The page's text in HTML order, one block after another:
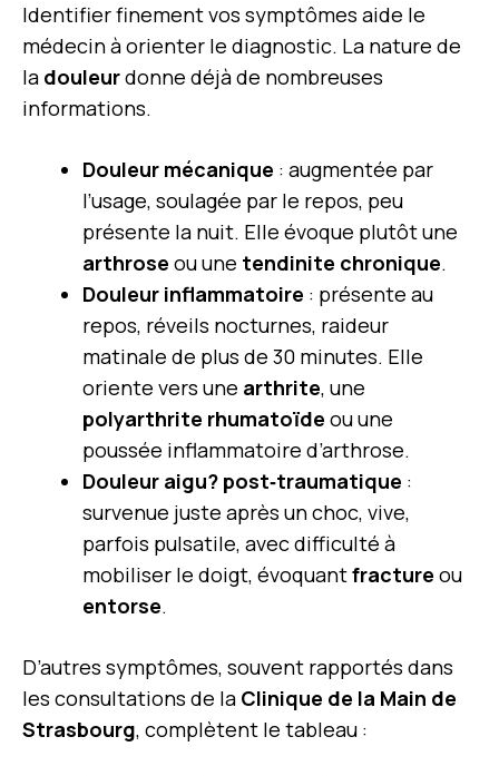
Identifier finement vos symptômes aide le
médecin à orienter le diagnostic. La nature de
la douleurdonne déjà de nombreuses
informations.
Douleur mécanique : augmentée par
l’usage, soulagée par le repos, peu
présente la nuit. Elle évoque plutôt une
arthrose ou une tendinite chronique.
Douleur inflammatoire : présente au
repos, réveils nocturnes, raideur
matinale de plus de 30 minutes. Elle
oriente vers une arthrite, une
polyarthrite rhumatoïde ou une
poussée inflammatoire d’arthrose.
Douleur aigu? post‑traumatique :
survenue juste après un choc, vive,
parfois pulsatile, avec difficulté à
mobiliser le doigt, évoquantfracture ou
entorse.
D’autres symptômes, souvent rapportés dans
les consultations de la Clinique de la Main de
Strasbourg, complètent le tableau :